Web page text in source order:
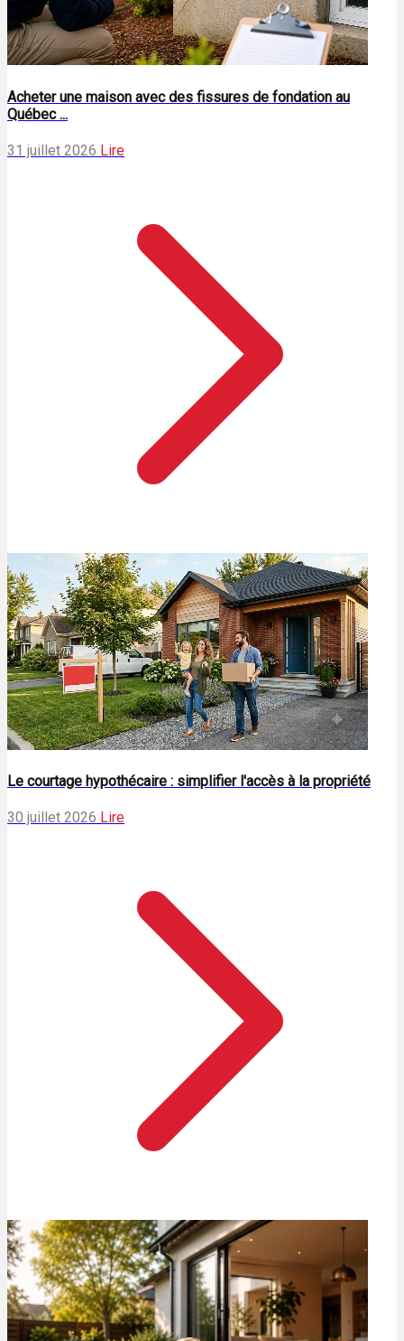
Acheter une maison avec des fissures de fondation au
Québec ...
31 juillet 2026 Lire
Le courtage hypothécaire : simplifier l'accès à la propriété
30 juillet 2026 Lire